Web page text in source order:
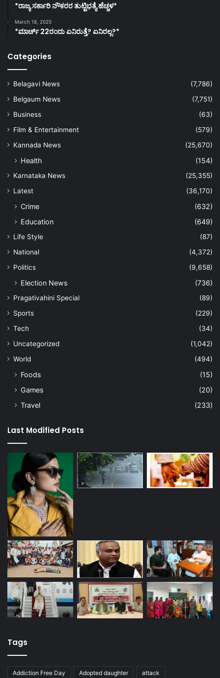
*ರಾಜ್ಯ ಸರ್ಕಾರಿ ನೌಕರರ ತುಟ್ಟಿಭತ್ಯೆ ಹೆಚ್ಚಳ*
March 18, 2025
*ಮಾರ್ಚ್ 22ರಂದು ಏನಿರುತ್ತೆ? ಏನಿರಲ್ಲ?*
Categories
Belagavi News
(7,786)
Belgaum News
(7,751)
Business
(63)
Film & Entertainment
(579)
Kannada News
(25,670)
Health (154)
Karnataka News
(25,355)
Latest
(36,170)
Crime
(632)
Education
(649)
Life Style
(87)
National
(4,372)
Politics
(9,658)
Election News (736)
Pragativahini Special
(89)
Sports
(229)
Tech
(34)
Uncategorized
(1,042)
World
(494)
Foods
(15)
Games
(20)
Travel
(233)
Last Modified Posts
Tags
Addiction Free Day Adopted daughter attack